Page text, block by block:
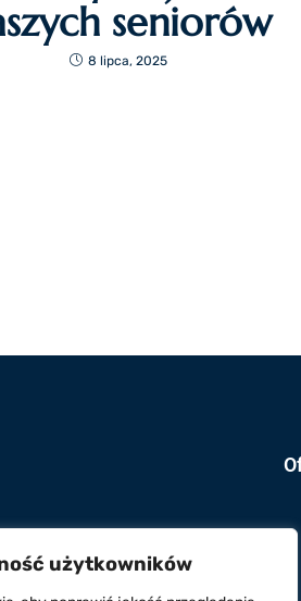
użytkowników
seniorów
8 lipca, 2025